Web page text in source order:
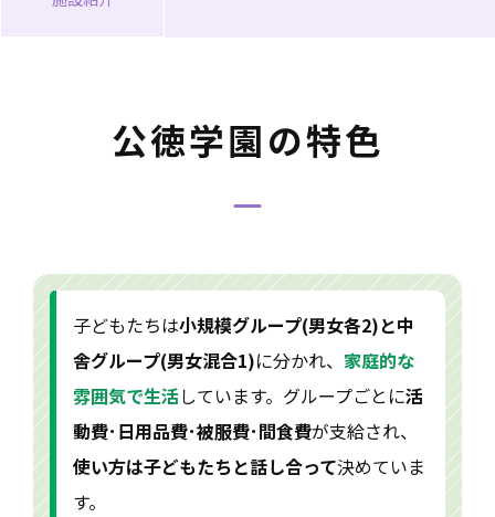
公徳学園の特色
子どもたちは小規模グループ(男女各2)と中
舎グループ(男女混合1)に分かれ、 家庭的な
雰囲気で生活しています。グループごとに活
動費･日用品費･被服費･間食費が支給され、
使い方は子どもたちと話し合って決めていま
す。